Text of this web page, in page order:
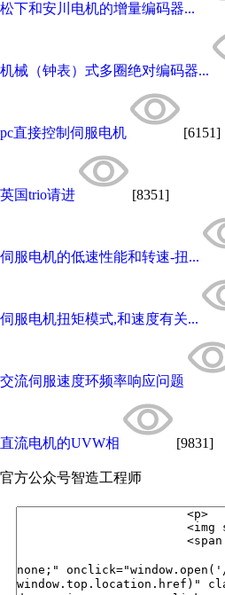
松下和安川电机的增量编码器...
机械（钟表）式多圈绝对编码器...
pc直接控制伺服电机 [6151]
英国trio请进 [8351]
伺服电机的低速性能和转速-扭...
伺服电机扭矩模式,和速度有关...
交流伺服速度环频率响应问题
直流电机的UVW相 [9831]
官方公众号智造工程师